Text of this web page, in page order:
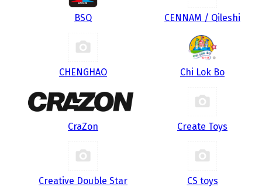
BSQ CENNAM / Qileshi
CHENGHAO Chi Lok Bo
CraZon Create Toys
Creative Double Star CS toys